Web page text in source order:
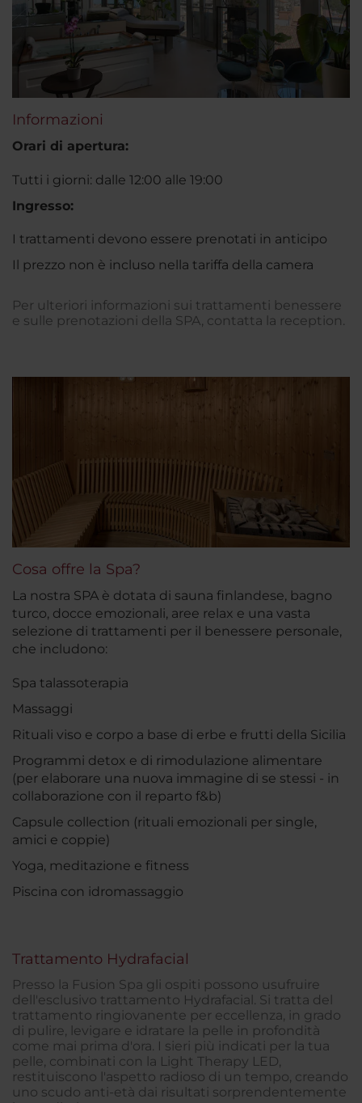
Informazioni
Orari di apertura:
Tutti i giorni: dalle 12:00 alle 19:00
Ingresso:
I trattamenti devono essere prenotati in anticipo
Il prezzo non è incluso nella tariffa della camera
Per ulteriori informazioni sui trattamenti benessere
e sulle prenotazioni della SPA, contatta la reception.
Cosa offre la Spa?
La nostra SPA è dotata di sauna finlandese, bagno
turco, docce emozionali, aree relax e una vasta
selezione di trattamenti per il benessere personale,
che includono:
Spa talassoterapia
Massaggi
Rituali viso e corpo a base di erbe e frutti della Sicilia
Programmi detox e di rimodulazione alimentare
(per elaborare una nuova immagine di se stessi - in
collaborazione con il reparto f&b)
Capsule collection (rituali emozionali per single,
amici e coppie)
Yoga, meditazione e fitness
Piscina con idromassaggio
Trattamento Hydrafacial
Presso la Fusion Spa gli ospiti possono usufruire
dell'esclusivo trattamento Hydrafacial. Si tratta del
trattamento ringiovanente per eccellenza, in grado
di pulire, levigare e idratare la pelle in profondità
come mai prima d'ora. I sieri più indicati per la tua
pelle, combinati con la Light Therapy LED,
restituiscono l'aspetto radioso di un tempo, creando
uno scudo anti-età dai risultati sorprendentemente